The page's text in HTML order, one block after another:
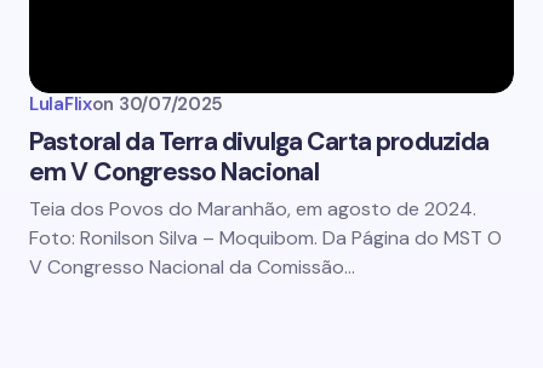
LulaFlixon 30/07/2025
Pastoral da Terra divulga Carta produzida
em V Congresso Nacional
Teia dos Povos do Maranhão, em agosto de 2024.
Foto: Ronilson Silva – Moquibom. Da Página do MST O
V Congresso Nacional da Comissão…